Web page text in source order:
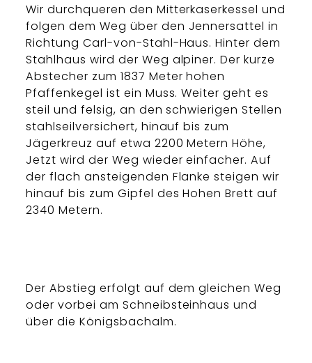
Wir durchqueren den Mitterkaserkessel und
folgen dem Weg über den Jennersattel in
Richtung Carl-von-Stahl-Haus. Hinter dem
Stahlhaus wird der Weg alpiner. Der kurze
Abstecher zum 1837 Meter hohen
Pfaffenkegel ist ein Muss. Weiter geht es
steil und felsig, an den schwierigen Stellen
stahlseilversichert, hinauf bis zum
Jägerkreuz auf etwa 2200 Metern Höhe,
Jetzt wird der Weg wieder einfacher. Auf
der flach ansteigenden Flanke steigen wir
hinauf bis zum Gipfel des Hohen Brett auf
2340 Metern.
Der Abstieg erfolgt auf dem gleichen Weg
oder vorbei am Schneibsteinhaus und
über die Königsbachalm.